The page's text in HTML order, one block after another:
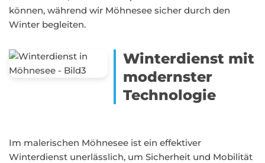
können, während wir Möhnesee sicher durch den
Winter begleiten.
Winterdienst mit
modernster
Technologie
Im malerischen Möhnesee ist ein effektiver
Winterdienst unerlässlich, um Sicherheit und Mobilität